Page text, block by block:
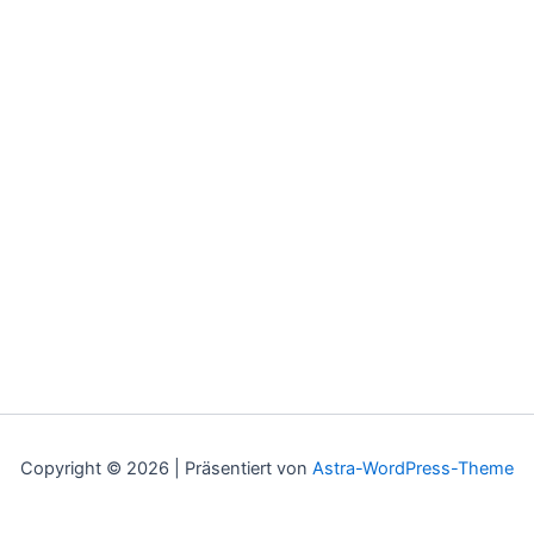
Copyright © 2026 | Präsentiert von Astra-WordPress-Theme